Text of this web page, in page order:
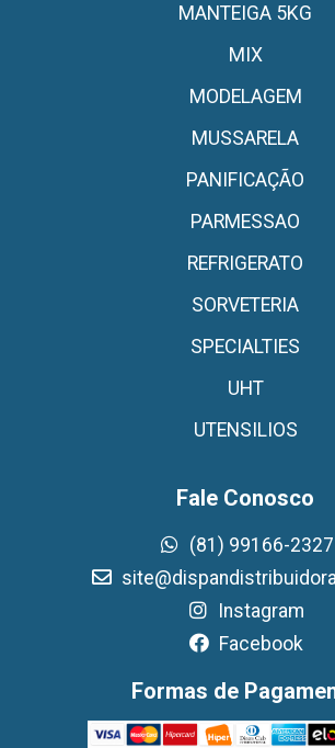
MANTEIGA 5KG
MIX
MODELAGEM
MUSSARELA
PANIFICAÇÃO
PARMESSAO
REFRIGERATO
SORVETERIA
SPECIALTIES
UHT
UTENSILIOS
Fale Conosco
(81) 99166-2327
Instagram
Facebook
Formas de